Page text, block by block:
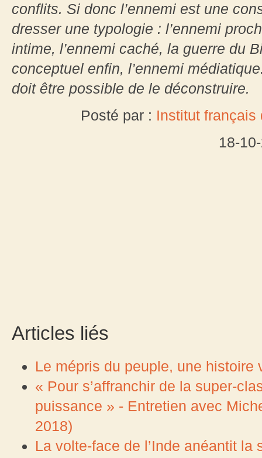
conflits. Si donc l’ennemi est une
dresser une typologie : l’ennemi
intime, l’ennemi caché, la guerre du
conceptuel enfin, l’ennemi
doit être possible de le déconstruire.
Posté par : Institut français
18-
Articles liés
Le mépris du peuple, une
« Pour s’affranchir de la super-
puissance » - Entretien avec
2018)
La volte-face de l’Inde anéantit